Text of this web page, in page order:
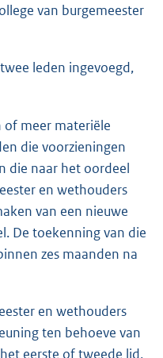
van burgemeester
leden ingevoegd,
of meer materiële
die voorzieningen
die naar het oordeel
en wethouders
van een nieuwe
De toekenning van die
zes maanden na
en wethouders
ten behoeve van
eerste of tweede lid,